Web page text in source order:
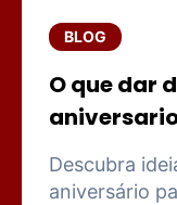
BLOG
O que dar
Descubra
aniversário